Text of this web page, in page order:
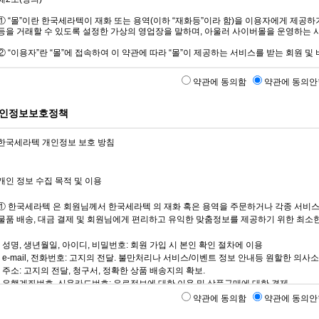
약관에 동의함 약관에 동의안
정보보호정책
약관에 동의함 약관에 동의안